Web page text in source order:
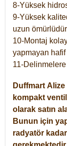
8-Yüksek
9-Yüksek
uzun
10-Montaj
yapmayan hafif
11-
Duffmart Alize
kompakt
olarak satın
Bunun için
radyatör kadar